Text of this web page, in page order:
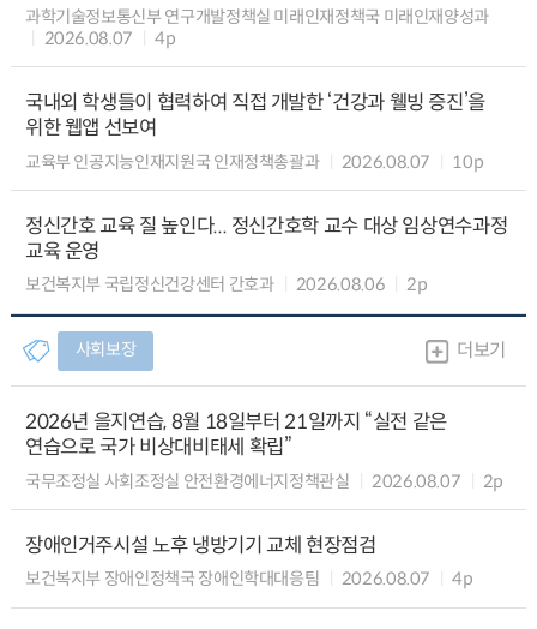
과학기술정보통신부 연구개발정책실 미래인재정책국 미래인재양성과
2026.08.07
4p
국내외 학생들이 협력하여 직접 개발한 ‘건강과 웰빙 증진’을
위한 웹앱 선보여
교육부 인공지능인재지원국 인재정책총괄과 2026.08.07 10p
정신간호 교육 질 높인다... 정신간호학 교수 대상 임상연수과정
교육 운영
보건복지부 국립정신건강센터 간호과 2026.08.06 2p
사회보장 더보기
2026년 을지연습, 8월 18일부터 21일까지 “실전 같은
연습으로 국가 비상대비태세 확립”
국무조정실 사회조정실 안전환경에너지정책관실 2026.08.07 2p
장애인거주시설 노후 냉방기기 교체 현장점검
보건복지부 장애인정책국 장애인학대대응팀 2026.08.07 4p